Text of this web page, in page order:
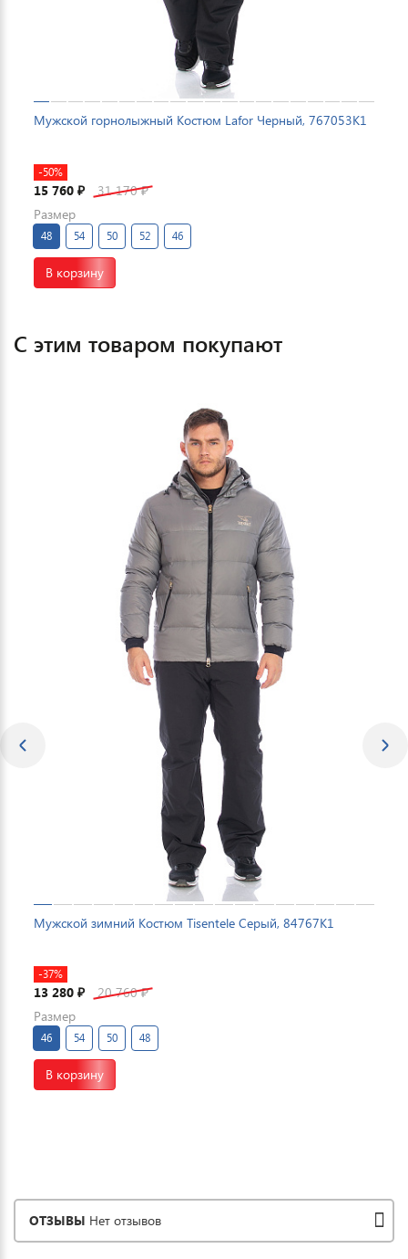
Мужской горнолыжный Костюм Lafor Черный, 767053K1
-50%
15 760 ₽ 31 170₽
Размер
48 54 50 52 46
В корзину
С этим товаром покупают
Мужской зимний Костюм Tisentele Серый, 84767K1
-37%
13 280 ₽ 20 760₽
Размер
46 54 50 48
В корзину
ОТЗЫВЫ Нет отзывов